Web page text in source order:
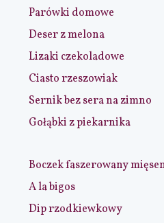
Parówki domowe
Deser z melona
Lizaki czekoladowe
Ciasto rzeszowiak
Sernik bez sera na zimno
Gołąbki z piekarnika
Boczek faszerowany
A la bigos
Dip rzodkiewkowy